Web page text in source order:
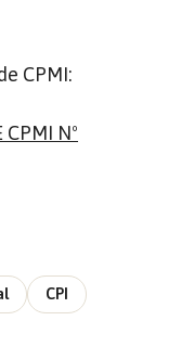
CPMI:
CPMI Nº
CPI